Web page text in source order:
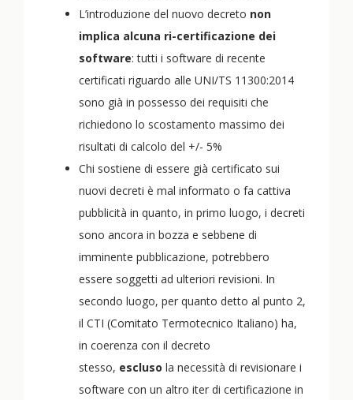
L’introduzione del nuovo decreto non
implica alcuna ri-certificazione dei
software: tutti i software di recente
certificati riguardo alle UNI/TS 11300:2014
sono già in possesso dei requisiti che
richiedono lo scostamento massimo dei
risultati di calcolo del +/- 5%
Chi sostiene di essere già certificato sui
nuovi decreti è mal informato o fa cattiva
pubblicità in quanto, in primo luogo, i decreti
sono ancora in bozza e sebbene di
imminente pubblicazione, potrebbero
essere soggetti ad ulteriori revisioni. In
secondo luogo, per quanto detto al punto 2,
il CTI (Comitato Termotecnico Italiano) ha,
in coerenza con il decreto
stesso, escluso la necessità di revisionare i
software con un altro iter di certificazione in